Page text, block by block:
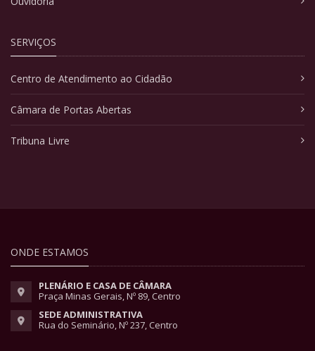
SERVIÇOS
Centro de Atendimento ao Cidadão
Câmara de Portas Abertas
Tribuna Livre
ONDE ESTAMOS
PLENÁRIO E CASA DE CÂMARA
Praça Minas Gerais, Nº 89, Centro
SEDE ADMINISTRATIVA
Rua do Seminário, Nº 237, Centro